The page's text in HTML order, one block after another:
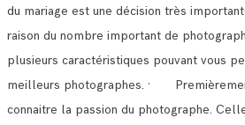
du mariage est une décision très
raison du nombre important de
plusieurs caractéristiques pouvant vous
meilleurs photographes. ·
connaitre la passion du photographe.